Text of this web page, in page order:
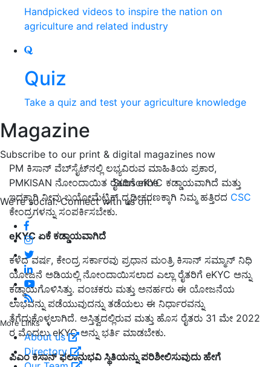
Handpicked videos to inspire the nation on
agriculture and related industry
Quiz
Take a quiz and test your agriculture knowledge
Magazine
Subscribe to our print & digital magazines now
Subscribe
We're social. Connect with us on:
More Links
About us
Directory
PM ಕಿಸಾನ್ ವೆಬ್‌ಸೈಟ್‌ನಲ್ಲಿ ಲಭ್ಯವಿರುವ ಮಾಹಿತಿಯ ಪ್ರಕಾರ,
PMKISAN ನೋಂದಾಯಿತ ರೈತರಿಗೆ eKYC ಕಡ್ಡಾಯವಾಗಿದೆ ಮತ್ತು
ಇದಕ್ಕಾಗಿ ನೀವು ಬಯೋಮೆಟ್ರಿಕ್ ದೃಢೀಕರಣಕ್ಕಾಗಿ ನಿಮ್ಮ ಹತ್ತಿರದ CSC
ಕೇಂದ್ರಗಳನ್ನು ಸಂಪರ್ಕಿಸಬೇಕು.
eKYC ಏಕೆ ಕಡ್ಡಾಯವಾಗಿದೆ
ಕಳೆದ ವರ್ಷ, ಕೇಂದ್ರ ಸರ್ಕಾರವು ಪ್ರಧಾನ ಮಂತ್ರಿ ಕಿಸಾನ್ ಸಮ್ಮಾನ್ ನಿಧಿ
ಯೋಜನೆ ಅಡಿಯಲ್ಲಿ ನೋಂದಾಯಿಸಲಾದ ಎಲ್ಲಾ ರೈತರಿಗೆ eKYC ಅನ್ನು
ಕಡ್ಡಾಯಗೊಳಿಸಿತ್ತು. ವಂಚಕರು ಮತ್ತು ಅನರ್ಹರು ಈ ಯೋಜನೆಯ
ಲಾಭವನ್ನು ಪಡೆಯುವುದನ್ನು ತಡೆಯಲು ಈ ನಿರ್ಧಾರವನ್ನು
ತೆಗೆದುಕೊಳ್ಳಲಾಗಿದೆ. ಅಸ್ತಿತ್ವದಲ್ಲಿರುವ ಮತ್ತು ಹೊಸ ರೈತರು 31 ಮೇ 2022
ರ ಮೊದಲು eKYC ಅನ್ನು ಭರ್ತಿ ಮಾಡಬೇಕು.
ಪಿಎಂ ಕಿಸಾನ್ ಫಲಾನುಭವಿ ಸ್ಥಿತಿಯನ್ನು ಪರಿಶೀಲಿಸುವುದು ಹೇಗೆ